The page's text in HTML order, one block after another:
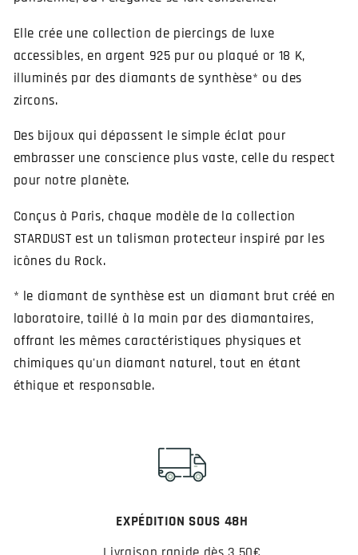
Elle crée une collection de piercings de luxe
accessibles, en argent 925 pur ou plaqué or 18 K,
illuminés par des diamants de synthèse* ou des
zircons.
Des bijoux qui dépassent le simple éclat pour
embrasser une conscience plus vaste, celle du respect
pour notre planète.
Conçus à Paris, chaque modèle de la collection
STARDUST est un talisman protecteur inspiré par les
icônes du Rock.
* le diamant de synthèse est un diamant brut créé en
laboratoire, taillé à la main par des diamantaires,
offrant les mêmes caractéristiques physiques et
chimiques qu'un diamant naturel, tout en étant
éthique et responsable.
EXPÉDITION SOUS 48H